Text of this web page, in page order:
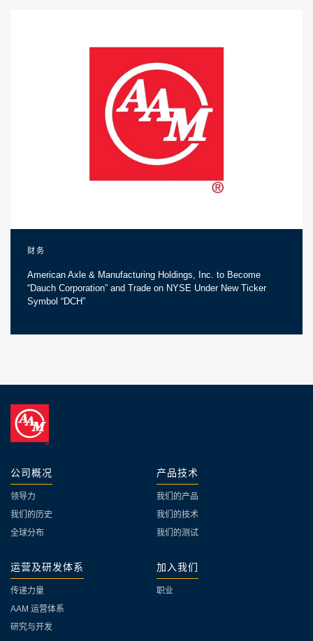
财务
American Axle & Manufacturing Holdings, Inc. to Become
“Dauch Corporation” and Trade on NYSE Under New Ticker
Symbol “DCH”
公司概况
领导力
我们的历史
全球分布
产品技术
我们的产品
我们的技术
我们的测试
运营及研发体系
传递力量
AAM 运营体系
研究与开发
加入我们
职业